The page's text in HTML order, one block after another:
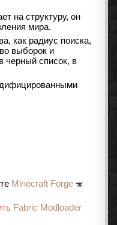
на структуру, он
мира.
как радиус поиска,
выборок и
черный список, в
Minecraft Forge
Fabric Modloader